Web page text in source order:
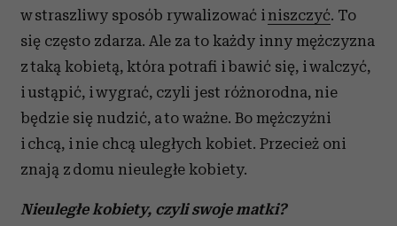
w straszliwy sposób rywalizować iniszczyć. To
się często zdarza. Ale za to każdy inny mężczyzna
z taką kobietą, która potrafi i bawić się, i walczyć,
i ustąpić, i wygrać, czyli jest różnorodna, nie
będzie się nudzić, a to ważne. Bo mężczyźni
i chcą, i nie chcą uległych kobiet. Przecież oni
znają z domu nieuległe kobiety.
Nieuległe kobiety, czyli swoje matki?